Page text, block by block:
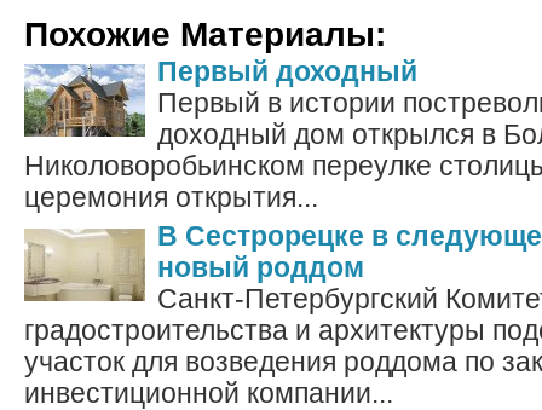
Похожие Материалы:
Первый доходный
Первый в истории
доходный дом открылся в
Николоворобьинском переулке
церемония открытия...
В Сестрорецке в
новый роддом
Санкт-Петербургский
градостроительства и архитектуры
участок для возведения роддома по
инвестиционной компании...